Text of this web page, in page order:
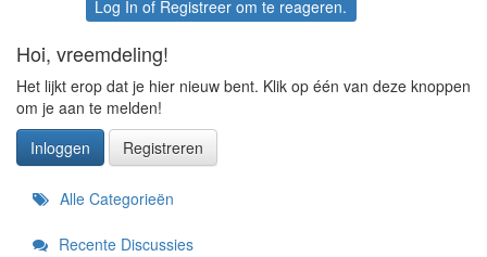
Log In of Registreer om te reageren.
Hoi, vreemdeling!
Het lijkt erop dat je hier nieuw bent. Klik op één van deze knoppen
om je aan te melden!
Inloggen
Registreren
Snelkoppelingen
Alle Categorieën
Recente Discussies